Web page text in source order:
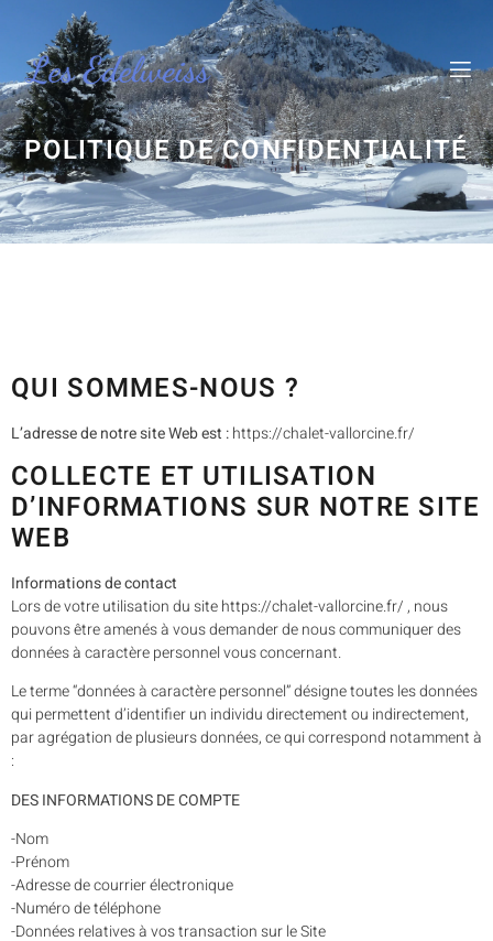
POLITIQUE DE CONFIDENTIALITÉ
SUPPORT
QUI SOMMES-NOUS ?
L’adresse de notre site Web est :https://chalet-vallorcine.fr/
COLLECTE ET UTILISATION
D’INFORMATIONS SUR NOTRE SITE
WEB
Informations de contact
Lors de votre utilisation du site https://chalet-vallorcine.fr/ , nous
pouvons être amenés à vous demander de nous communiquer des
données à caractère personnel vous concernant.
Le terme “données à caractère personnel” désigne toutes les données
qui permettent d’identifier un individu directement ou indirectement,
par agrégation de plusieurs données, ce qui correspond notamment à
:
DES INFORMATIONS DE COMPTE
-Nom
-Prénom
-Adresse de courrier électronique
-Numéro de téléphone
-Données relatives à vos transaction sur le Site